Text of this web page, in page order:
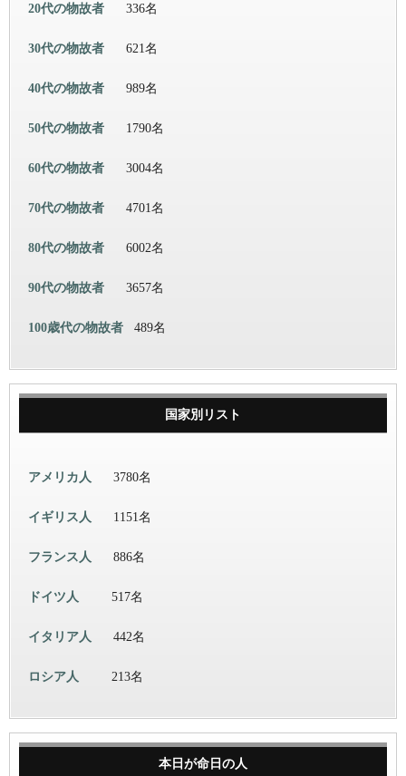
20代の物故者 336名
30代の物故者 621名
40代の物故者 989名
50代の物故者 1790名
60代の物故者 3004名
70代の物故者 4701名
80代の物故者 6002名
90代の物故者 3657名
100歳代の物故者 489名
国家別リスト
アメリカ人 3780名
イギリス人 1151名
フランス人 886名
ドイツ人 517名
イタリア人 442名
ロシア人 213名
本日が命日の人